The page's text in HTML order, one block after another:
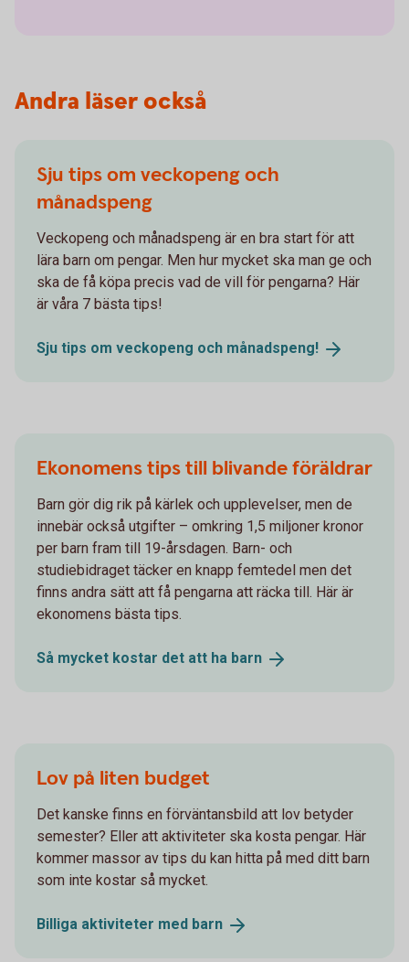
Andra läser också
Sju tips om veckopeng och
månadspeng
Veckopeng och månadspeng är en bra start för att
lära barn om pengar. Men hur mycket ska man ge och
ska de få köpa precis vad de vill för pengarna? Här
är våra 7 bästa tips!
Sju tips om veckopeng och månadspeng!
Ekonomens tips till blivande föräldrar
Barn gör dig rik på kärlek och upplevelser, men de
innebär också utgifter – omkring 1,5 miljoner kronor
per barn fram till 19-årsdagen. Barn- och
studiebidraget täcker en knapp femtedel men det
finns andra sätt att få pengarna att räcka till. Här är
ekonomens bästa tips.
Så mycket kostar det att ha barn
Lov på liten budget
Det kanske finns en förväntansbild att lov betyder
semester? Eller att aktiviteter ska kosta pengar. Här
kommer massor av tips du kan hitta på med ditt barn
som inte kostar så mycket.
Billiga aktiviteter med barn